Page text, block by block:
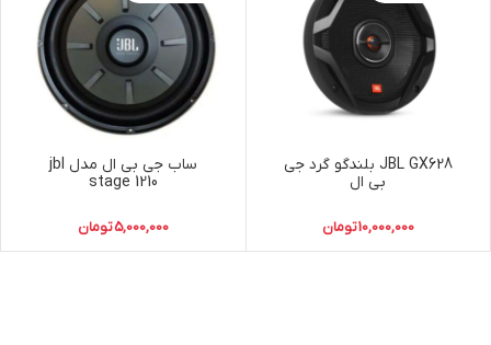
JBL GX628 بلندگو گرد جی
بی ال
10,000,000تومان
ساب جی بی ال مدل jbl
stage 1210
5,000,000تومان